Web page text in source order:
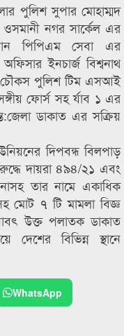
পুলিশ সুপার মোহাম্মদ
নগর সার্কেল এর
পিপিএম সেবা এর
ইনচার্জ বিশ্বনাথ
চৌকস পুলিশ টিম এসআই
ফোর্স সহ র্যাব ১ এর
ডাকাত এর সক্রিয়
দিপবন্ধ বিলপাড়
দায়রা ৪৯৪/২১ এবং
তার নামে একাধিক
মোট ৭ টি মামলা বিজ্ঞ
উক্ত পলাতক ডাকাত
দেশের বিভিন্ন স্থানে
WhatsApp